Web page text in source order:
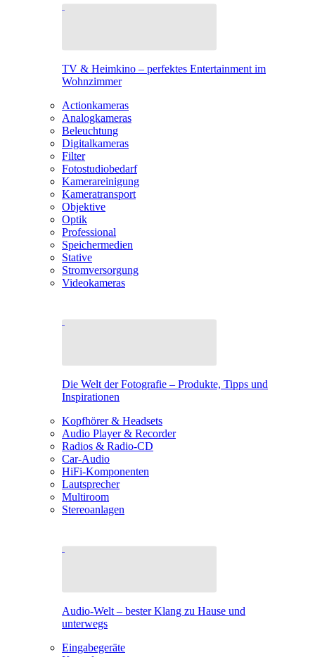
TV & Heimkino – perfektes Entertainment im
Wohnzimmer
Actionkameras
Analogkameras
Beleuchtung
Digitalkameras
Filter
Fotostudiobedarf
Kamerareinigung
Kameratransport
Objektive
Optik
Professional
Speichermedien
Stative
Stromversorgung
Videokameras
Die Welt der Fotografie – Produkte, Tipps und
Inspirationen
Kopfhörer & Headsets
Audio Player & Recorder
Radios & Radio-CD
Car-Audio
HiFi-Komponenten
Lautsprecher
Multiroom
Stereoanlagen
Audio-Welt – bester Klang zu Hause und
unterwegs
Eingabegeräte